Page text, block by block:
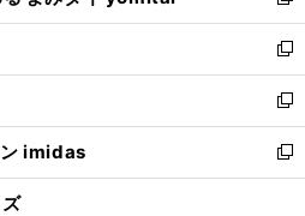
開
く
ウ
で
開
く
ン
ド
ウ
で
開
く
ウ
ィ
ン
ド
ウ
で
開
し
い
ウ
ィ
ン
ド
ウ
新
し
い
ウ
ィ
ン
新
し
い
ウ
imidas
新
し